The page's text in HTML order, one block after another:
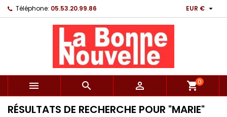
Téléphone: 05.53.20.99.86 EUR € 
   shopping_cart0
RÉSULTATS DE RECHERCHE POUR "MARIE"